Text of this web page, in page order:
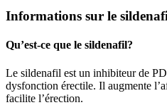
Informations sur le
Qu’est-ce que le sildenafil?
Le sildenafil est un inhibiteur de
dysfonction érectile. Il augmente
facilite l’érection.